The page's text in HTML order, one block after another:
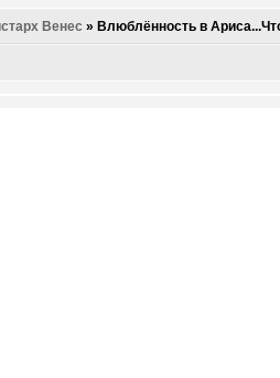
Венес » Влюблённость в